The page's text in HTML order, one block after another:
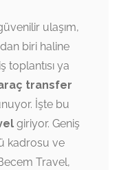
ulaşım,
biri haline
toplantısı ya
transfer
İşte bu
giriyor. Geniş
kadrosu ve
Travel,